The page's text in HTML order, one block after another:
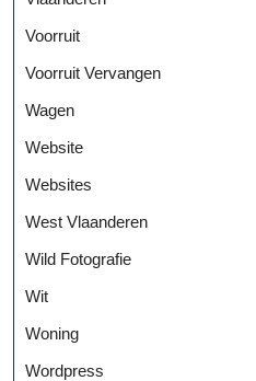
Voorruit
Voorruit Vervangen
Wagen
Website
Websites
West Vlaanderen
Wild Fotografie
Wit
Woning
Wordpress